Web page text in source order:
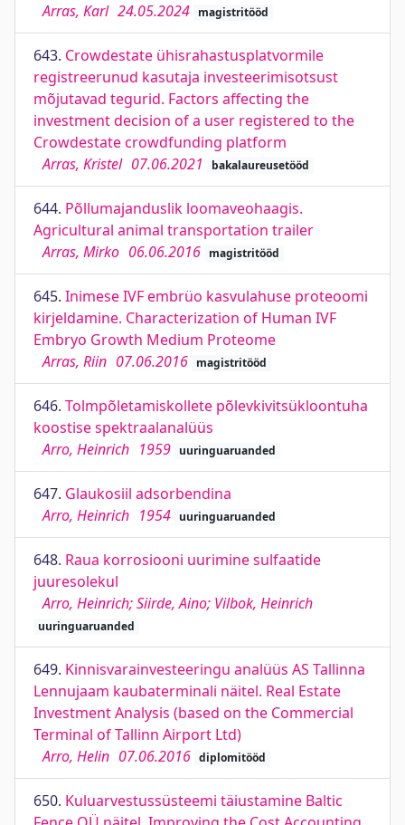
Arras, Karl 24.05.2024 magistritööd
643. Crowdestate ühisrahastusplatvormile
registreerunud kasutaja investeerimisotsust
mõjutavad tegurid. Factors affecting the
investment decision of a user registered to the
Crowdestate crowdfunding platform
Arras, Kristel 07.06.2021 bakalaureusetööd
644. Põllumajanduslik loomaveohaagis.
Agricultural animal transportation trailer
Arras, Mirko 06.06.2016 magistritööd
645. Inimese IVF embrüo kasvulahuse proteoomi
kirjeldamine. Characterization of Human IVF
Embryo Growth Medium Proteome
Arras, Riin 07.06.2016 magistritööd
646. Tolmpõletamiskollete põlevkivitsükloontuha
koostise spektraalanalüüs
Arro, Heinrich 1959 uuringuaruanded
647. Glaukosiil adsorbendina
Arro, Heinrich 1954 uuringuaruanded
648. Raua korrosiooni uurimine sulfaatide
juuresolekul
Arro, Heinrich; Siirde, Aino; Vilbok, Heinrich
uuringuaruanded
649. Kinnisvarainvesteeringu analüüs AS Tallinna
Lennujaam kaubaterminali näitel. Real Estate
Investment Analysis (based on the Commercial
Terminal of Tallinn Airport Ltd)
Arro, Helin 07.06.2016 diplomitööd
650. Kuluarvestussüsteemi täiustamine Baltic